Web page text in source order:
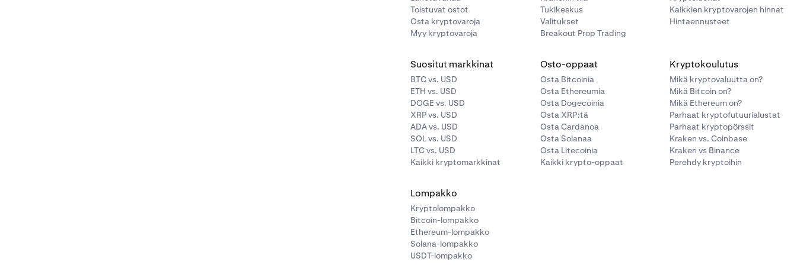
Toistuvat ostot
Osta kryptovaroja
Myy kryptovaroja
Tukikeskus
Valitukset
Breakout Prop Trading
Kaikkien kryptovarojen hinnat
Hintaennusteet
Suositut markkinat
BTC vs. USD
ETH vs. USD
DOGE vs. USD
XRP vs. USD
ADA vs. USD
SOL vs. USD
LTC vs. USD
Kaikki kryptomarkkinat
Osto-oppaat
Osta Bitcoinia
Osta Ethereumia
Osta Dogecoinia
Osta XRP:tä
Osta Cardanoa
Osta Solanaa
Osta Litecoinia
Kaikki krypto-oppaat
Kryptokoulutus
Mikä kryptovaluutta on?
Mikä Bitcoin on?
Mikä Ethereum on?
Parhaat kryptofutuurialustat
Parhaat kryptopörssit
Kraken vs. Coinbase
Kraken vs Binance
Perehdy kryptoihin
Lompakko
Kryptolompakko
Bitcoin-lompakko
Ethereum-lompakko
Solana-lompakko
USDT-lompakko